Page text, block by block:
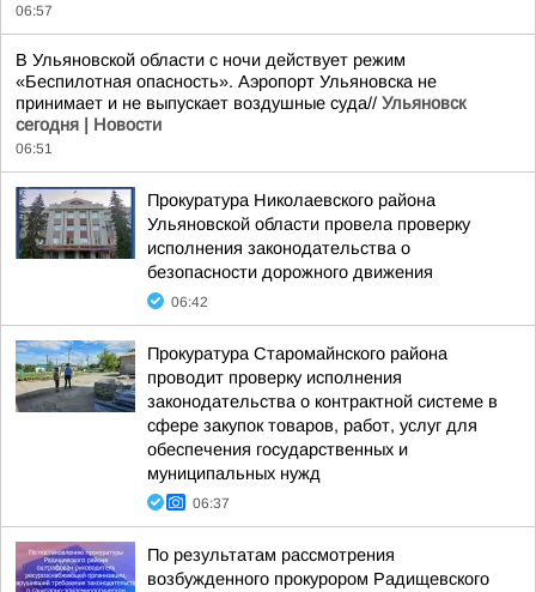
06:57
В Ульяновской области с ночи действует режим
«Беспилотная опасность». Аэропорт Ульяновска не
принимает и не выпускает воздушные суда// Ульяновск
сегодня | Новости
06:51
Прокуратура Николаевского района
Ульяновской области провела проверку
исполнения законодательства о
безопасности дорожного движения
06:42
Прокуратура Старомайнского района
проводит проверку исполнения
законодательства о контрактной системе в
сфере закупок товаров, работ, услуг для
обеспечения государственных и
муниципальных нужд
06:37
По результатам рассмотрения
возбужденного прокурором Радищевского